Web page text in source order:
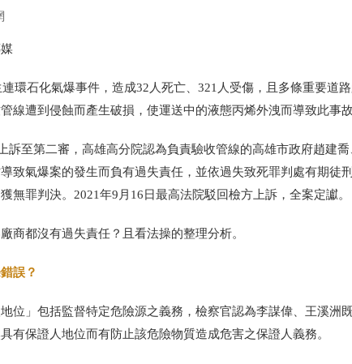
環石化氣爆事件，造成32 人死亡、 321 人受傷，且多條重要道
線遭到侵蝕而產生破損，使運送中的液態丙烯外洩而導致此事故
訴至第二審，高雄高分院認為負責驗收管線的高雄市政府趙建
致氣爆案的發生而負有過失責任，並依過失致死罪判處有期徒
無罪判決。 2021年9 月 16 日最高法院駁回檢方上訴，全案定讞。
商都沒有過失責任？且看法操的整理分析。
誤？
位」包括監督特定危險源之義務，檢察官認為李謀偉、王溪洲
有保證人地位而有防止該危險物質造成危害之保證人義務。